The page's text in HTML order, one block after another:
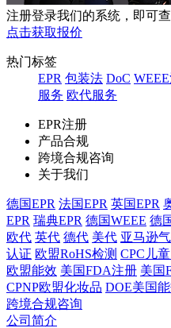
注册登录我们的系统，即可
点击获取报价
热门标签
EPR 包装法 DoC
服务 欧代服务
EPR注册
产品合规
跨境合规咨询
关于我们
德国EPR 法国EPR 英国EPR
EPR 瑞典EPR 德国WEEE 德
欧代 英代 德代 美代 亚马逊
认证 欧盟RoHS检测 CPC儿
欧盟能效 美国FDA注册 美国
CPNP欧盟化妆品 DOE美国
跨境合规咨询
公司简介